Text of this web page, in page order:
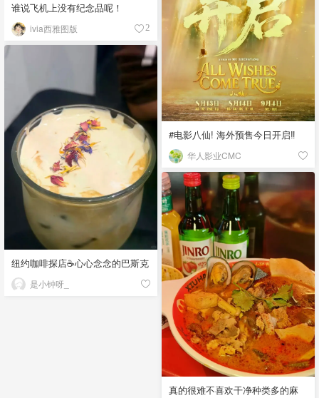
谁说飞机上没有纪念品呢！
ivia西雅图版 2
#电影八仙! 海外预售今日开启‼️
华人影业CMC
纽约咖啡探店☕️心心念念的巴斯克
是小钟呀_
真的很难不喜欢干净种类多的麻